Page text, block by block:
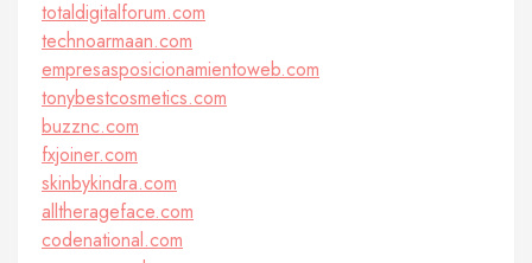
totaldigitalforum.com
technoarmaan.com
empresasposicionamientoweb.com
tonybestcosmetics.com
buzznc.com
fxjoiner.com
skinbykindra.com
alltherageface.com
codenational.com